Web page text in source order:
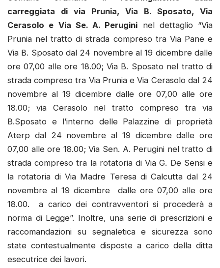
carreggiata di via Prunia, Via B. Sposato, Via
Cerasolo e Via Se. A. Perugini nel dettaglio “Via
Prunia nel tratto di strada compreso tra Via Pane e
Via B. Sposato dal 24 novembre al 19 dicembre dalle
ore 07,00 alle ore 18.00; Via B. Sposato nel tratto di
strada compreso tra Via Prunia e Via Cerasolo dal 24
novembre al 19 dicembre dalle ore 07,00 alle ore
18.00; via Cerasolo nel tratto compreso tra via
B.Sposato e l’interno delle Palazzine di proprietà
Aterp dal 24 novembre al 19 dicembre dalle ore
07,00 alle ore 18.00; Via Sen. A. Perugini nel tratto di
strada compreso tra la rotatoria di Via G. De Sensi e
la rotatoria di Via Madre Teresa di Calcutta dal 24
novembre al 19 dicembre dalle ore 07,00 alle ore
18.00. a carico dei contravventori si procederà a
norma di Legge”. Inoltre, una serie di prescrizioni e
raccomandazioni su segnaletica e sicurezza sono
state contestualmente disposte a carico della ditta
esecutrice dei lavori.